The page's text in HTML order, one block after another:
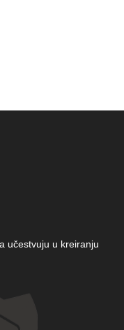
učestvuju u kreiranju